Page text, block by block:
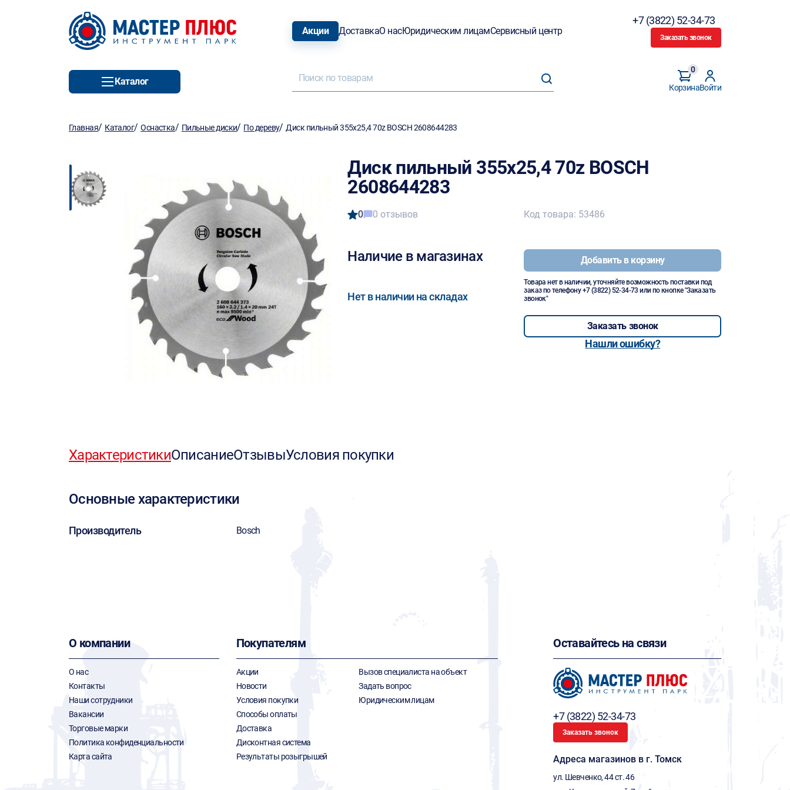
Акции ДоставкаО насЮридическим лицамСервисный центр
+7 (3822) 52-34-73
Заказать звонок
Каталог
Корзина
0
Войти
Главная/ Каталог/Оснастка/ Пильные диски/ По дереву/Диск пильный 355х25,4 70z BOSCH 2608644283
Диск пильный 355х25,4 70z BOSCH
2608644283
0 0 отзывов
Наличие в магазинах
Нет в наличии на складах
Код товара: 53486
Добавить в корзину
Товара нет в наличии, уточняйте возможность поставки под
заказ по телефону+7 (3822) 52-34-73 или по кнопке "Заказать
звонок"
Заказать звонок
Нашли ошибку?
ХарактеристикиОписаниеОтзывыУсловия покупки
Основные характеристики
Производитель Bosch
О компании
О нас
Контакты
Наши сотрудники
Вакансии
Торговые марки
Политика конфиденциальности
Карта сайта
Покупателям
Акции
Новости
Условия покупки
Способы оплаты
Доставка
Дисконтная система
Результаты розыгрышей
Вызов специалиста на объект
Задать вопрос
Юридическим лицам
Оставайтесь на связи
+7 (3822) 52-34-73
Заказать звонок
Адреса магазинов в г. Томск
ул. Шевченко, 44 ст. 46